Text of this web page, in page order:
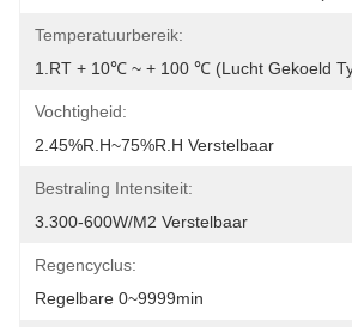
Temperatuurbereik:
1.RT + 10℃ ~ + 100 ℃ (lucht Gekoeld
Vochtigheid:
2.45%R.H~75%R.H Verstelbaar
Bestraling Intensiteit:
3.300-600W/M2 Verstelbaar
Regencyclus:
Regelbare 0~9999min